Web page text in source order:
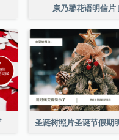
康乃馨花语明信片